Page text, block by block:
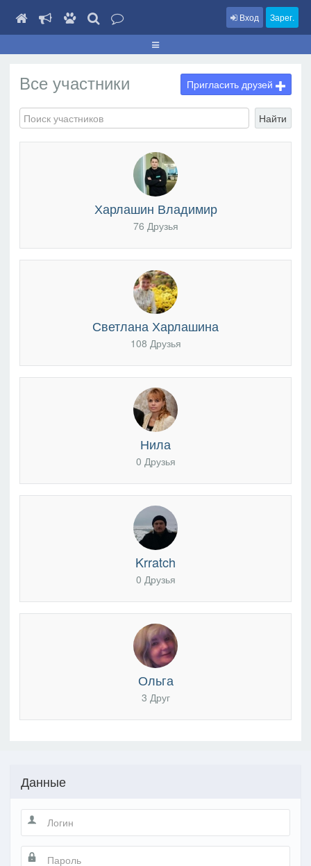
Вход Зарег.
Все участники
Найти
Пригласить друзей
Харлашин Владимир
76 Друзья
Светлана Харлашина
108 Друзья
Нила
0 Друзья
Krratch
0 Друзья
Ольга
3 Друг
Данные